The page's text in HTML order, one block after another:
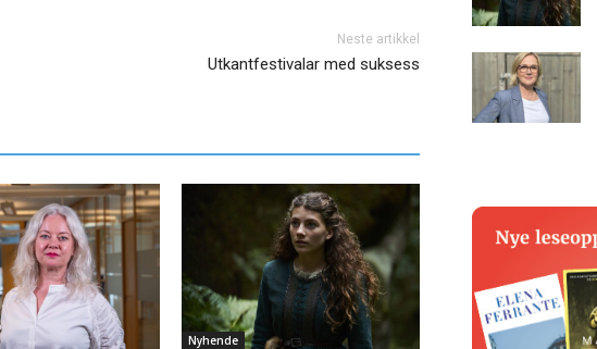
Neste artikkel
Utkantfestivalar med suksess
Nyhende